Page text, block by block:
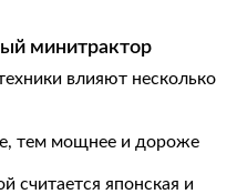
минитрактор
влияют несколько
тем мощнее и дороже
считается японская и